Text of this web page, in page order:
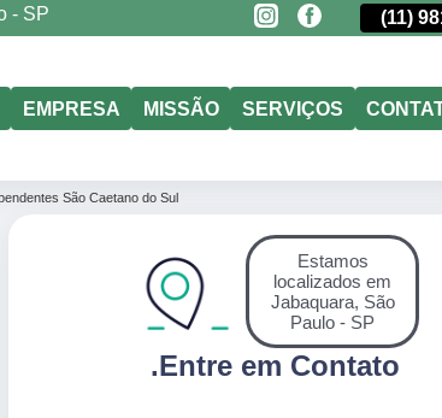
- SP
98177-4079 5011-6635 (11)
EMPRESA MISSÃO SERVIÇOS
São Caetano do Sul
.Entre em Contato
Estamos
localizados em
Jabaquara, São
Paulo - SP